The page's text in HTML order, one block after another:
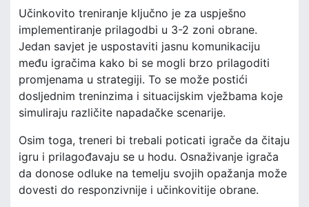
Učinkovito treniranje ključno je za uspješno
implementiranje prilagodbi u 3-2 zoni obrane.
Jedan savjet je uspostaviti jasnu komunikaciju
među igračima kako bi se mogli brzo prilagoditi
promjenama u strategiji. To se može postići
dosljednim treninzima i situacijskim vježbama koje
simuliraju različite napadačke scenarije.
Osim toga, treneri bi trebali poticati igrače da čitaju
igru i prilagođavaju se u hodu. Osnaživanje igrača
da donose odluke na temelju svojih opažanja može
dovesti do responzivnije i učinkovitije obrane.